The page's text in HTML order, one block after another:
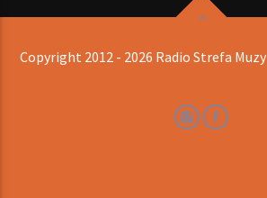
Copyright 2012 - 2026 Radio Strefa Muzy